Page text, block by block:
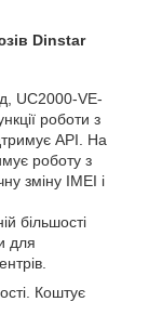
Dinstar
UC2000-VE-
роботи з
API. На
роботу з
зміну IMEI і
більшості
для
Коштує